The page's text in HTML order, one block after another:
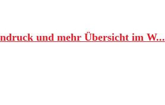
und mehr Übersicht im W...